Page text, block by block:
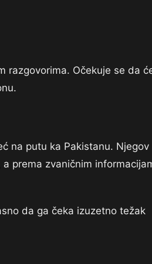
razgovorima. Očekuje se da
na putu ka Pakistanu. Njegov
prema zvaničnim
da ga čeka izuzetno težak